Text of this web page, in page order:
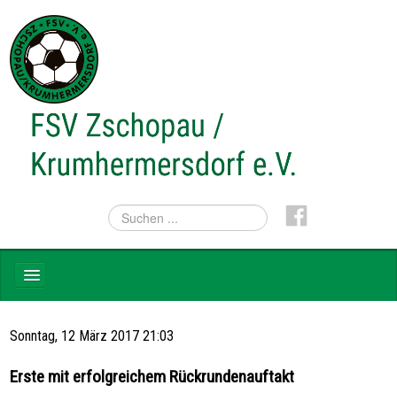
VEREIN
Sonntag, 12 März 2017 21:03
Erste mit erfolgreichem Rückrundenauftakt